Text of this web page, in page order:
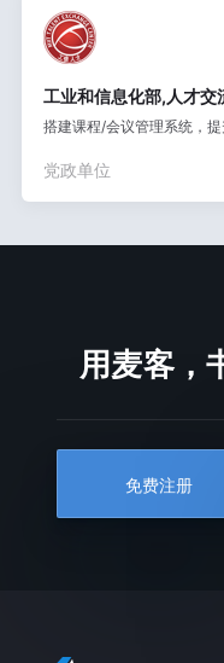
工业和信息化部,人才交
搭建课程/会议管理系统，
党政单位
用麦客，
免费注册